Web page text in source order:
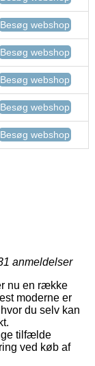
Besøg webshop
Besøg webshop
Besøg webshop
Besøg webshop
Besøg webshop
anmeldelser
nu en række
moderne er
du selv kan
tilfælde
ved køb af